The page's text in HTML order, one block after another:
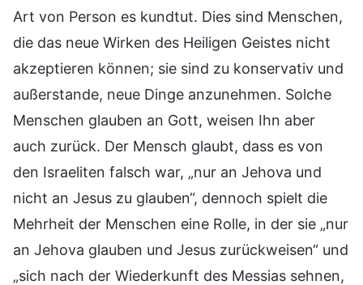
Art von Person es kundtut. Dies sind Menschen,
die das neue Wirken des Heiligen Geistes nicht
akzeptieren können; sie sind zu konservativ und
außerstande, neue Dinge anzunehmen. Solche
Menschen glauben an Gott, weisen Ihn aber
auch zurück. Der Mensch glaubt, dass es von
den Israeliten falsch war, „nur an Jehova und
nicht an Jesus zu glauben“, dennoch spielt die
Mehrheit der Menschen eine Rolle, in der sie „nur
an Jehova glauben und Jesus zurückweisen“ und
„sich nach der Wiederkunft des Messias sehnen,